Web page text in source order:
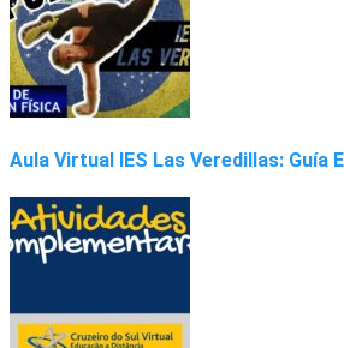
Aula Virtual IES Las Veredillas: Guía